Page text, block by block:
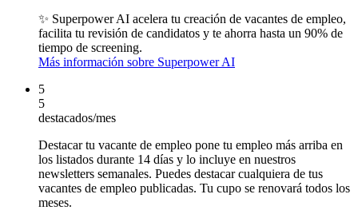
✨ Superpower AI acelera tu creación de vacantes de empleo,
facilita tu revisión de candidatos y te ahorra hasta un 90% de
tiempo de screening.
Más información sobre Superpower AI
5
5
destacados/mes
Destacar tu vacante de empleo pone tu empleo más arriba en
los listados durante 14 días y lo incluye en nuestros
newsletters semanales. Puedes destacar cualquiera de tus
vacantes de empleo publicadas. Tu cupo se renovará todos los
meses.